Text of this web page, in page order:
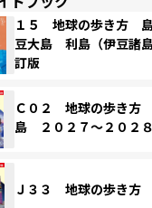
１５ 地球の歩き方
豆大島 利島（伊豆諸
訂版
Ｃ０２ 地球の歩き方
島 ２０２７～２０２８
Ｊ３３ 地球の歩き方